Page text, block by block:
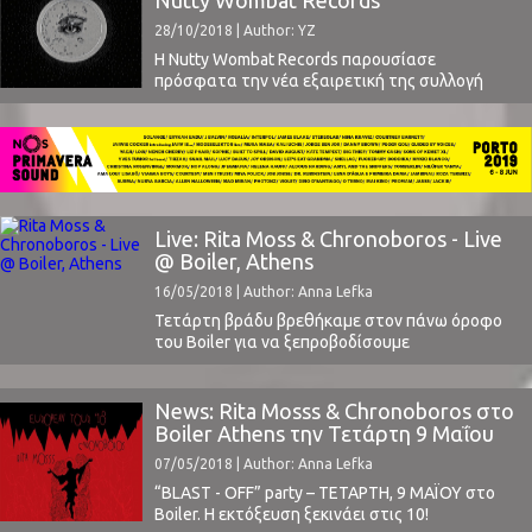
Marco Tomasin Milevski και Tomer Tea Damsky έχει
ως έδρα του την Ιερουσαλήμ και δημιουργήθηκε
κάτω από την ομπρέλα της Excessive Productions,
μιας κολεκτίβας ...
28/10/2018 | Author: YZ
Η Nutty Wombat Records παρουσίασε
πρόσφατα την νέα εξαιρετική της συλλογή
"ΣΕΛΑΝΑ", λίγους μήνες μετά την Tool Sessions
(διαβάστε εδώ).Αυτή τη φορά η ετικέτα
επέλεξε το γυναικείο φύλο, επιλέγοντας μερικές
από τις καλύτερες ανερχόμενες μουσικούς της
τρέχουσας μουσικής σκηνής.Ονόματα όπως
Volcanism, NatCase, cORNIzA, Spivak, S O a N N E
F a ...
Live: Rita Moss & Chronoboros - Live
@ Boiler, Athens
16/05/2018 | Author: Anna Lefka
Τετάρτη βράδυ βρεθήκαμε στον πάνω όροφο
του Boiler για να ξεπροβοδίσουμε
τους Chronoboros και Rita Mosss για
την ευρωπαική τους περιοδεία.Λευκά μαντίλια,
μαύρα γυαλιά που έκρυβαν δάκρυα συγκίνησης
και κουτάκια μπίρας που εκτοξεύονταν προς
την σκηνή επιστρατεύτηκαν για να
προσφέρουν έναν αποχαιρετισμό αντάξιο των
δύο μπαντών. Chronoboros Την βραδιά άνοιξαν
οι Chronoboros. To τριμελές σχήμα παίζει
News: Rita Mosss & Chronoboros στο
Boiler Athens την Τετάρτη 9 Μαΐου
07/05/2018 | Author: Anna Lefka
“BLAST - OFF” party – ΤΕΤΑΡΤΗ, 9 ΜΑΪΟΥ στο
Boiler. Η εκτόξευση ξεκινάει στις 10!